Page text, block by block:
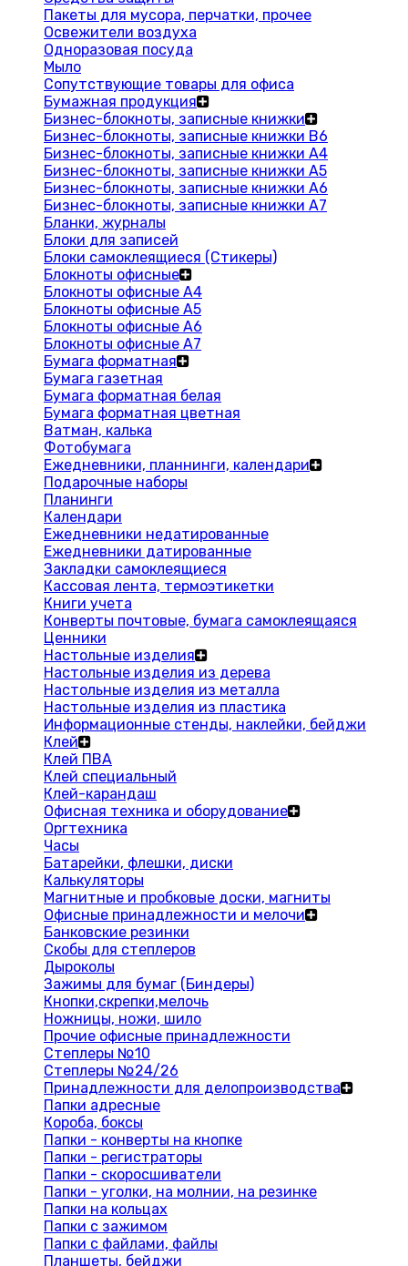
Пакеты для мусора, перчатки, прочее
Освежители воздуха
Одноразовая посуда
Мыло
Сопутствующие товары для офиса
Бумажная продукция
Бизнес-блокноты, записные книжки
Бизнес-блокноты, записные книжки В6
Бизнес-блокноты, записные книжки A4
Бизнес-блокноты, записные книжки А5
Бизнес-блокноты, записные книжки А6
Бизнес-блокноты, записные книжки А7
Бланки, журналы
Блоки для записей
Блоки самоклеящиеся (Стикеры)
Блокноты офисные
Блокноты офисные A4
Блокноты офисные A5
Блокноты офисные A6
Блокноты офисные A7
Бумага форматная
Бумага газетная
Бумага форматная белая
Бумага форматная цветная
Ватман, калька
Фотобумага
Ежедневники, планнинги, календари
Подарочные наборы
Планинги
Календари
Ежедневники недатированные
Ежедневники датированные
Закладки самоклеящиеся
Кассовая лента, термоэтикетки
Книги учета
Конверты почтовые, бумага самоклеящаяся
Ценники
Настольные изделия
Настольные изделия из дерева
Настольные изделия из металла
Настольные изделия из пластика
Информационные стенды, наклейки, бейджи
Клей
Клей ПВА
Клей специальный
Клей-карандаш
Офисная техника и оборудование
Оргтехника
Часы
Батарейки, флешки, диски
Калькуляторы
Магнитные и пробковые доски, магниты
Офисные принадлежности и мелочи
Банковские резинки
Скобы для степлеров
Дыроколы
Зажимы для бумаг (Биндеры)
Кнопки,скрепки,мелочь
Ножницы, ножи, шило
Прочие офисные принадлежности
Степлеры №10
Степлеры №24/26
Принадлежности для делопроизводства
Папки адресные
Короба, боксы
Папки - конверты на кнопке
Папки - регистраторы
Папки - скоросшиватели
Папки - уголки, на молнии, на резинке
Папки на кольцах
Папки с зажимом
Папки с файлами, файлы
Планшеты, бейджи